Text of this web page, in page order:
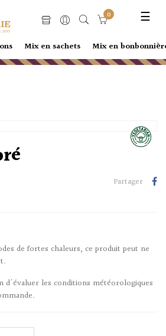
☰
0
Mix en sachets Mix en
Partager
de fortes chaleurs, ce produit peut ne
d'évaluer les conditions météorologiques